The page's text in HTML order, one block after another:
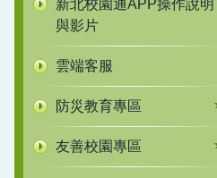
新北校園通APP操作說明
與影片
雲端客服
防災教育專區
友善校園專區